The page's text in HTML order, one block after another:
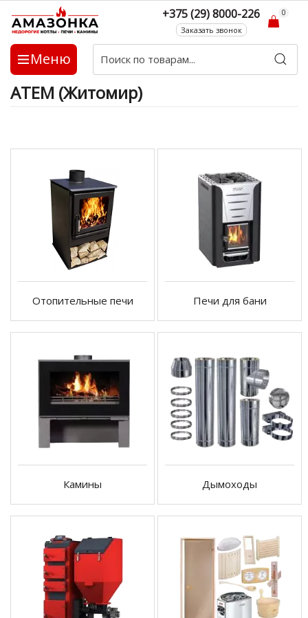
Меню
+375 (29) 8000-226
Заказать звонок
0
АТЕМ (Житомир)
Отопительные печи Печи для бани
Камины Дымоходы